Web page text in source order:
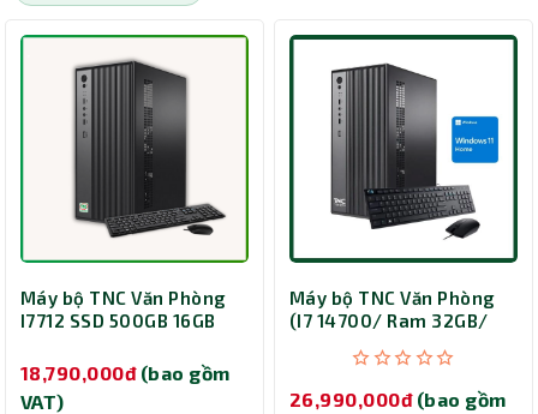
Máy bộ TNC Văn Phòng
I7712 SSD 500GB 16GB
18,790,000đ (bao gồm
VAT)
Máy bộ TNC Văn Phòng
(I7 14700/ Ram 32GB/
26,990,000đ (bao gồm